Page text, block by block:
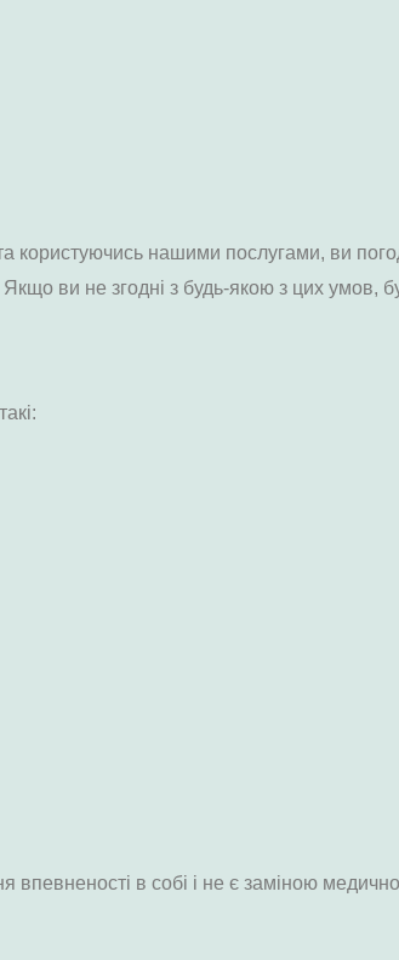
користуючись нашими послугами, ви
ви не згодні з будь-якою з цих умов,
впевненості в собі і не є заміною